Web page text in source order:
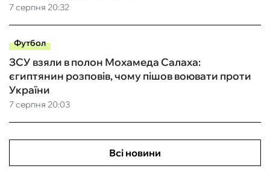
7 серпня 20:32
Футбол
7 серпня 20:03
ЗСУ взяли в полон Мохамеда Салаха:
єгиптянин розповів, чому пішов воювати проти
України
Всі новини